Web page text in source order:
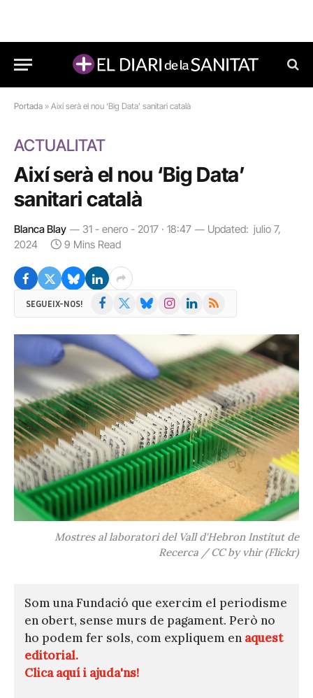
Portada » Així serà el nou ‘Big Data’ sanitari català
ACTUALITAT
Així serà el nou ‘Big Data’
sanitari català
Blanca Blay 31 - enero - 2017 · 18:47 Updated: julio 7,
2024
9 Mins Read
SEGUEIX-NOS! Facebook BlueskyInstagramLinkedIn
RSS
Mostres al laboratori del Vall d'Hebron Institut de
Recerca / CC by vhir (Flickr)
Som una Fundació que exercim el periodisme
en obert, sense murs de pagament. Però no
ho podem fer sols, com expliquem en aquest
editorial.
Clica aquí i ajuda'ns!